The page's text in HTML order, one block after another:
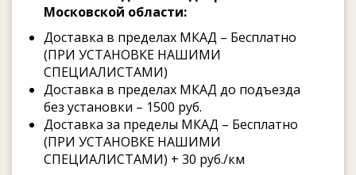
Московской области:
Доставка в пределах МКАД – Бесплатно
(ПРИ УСТАНОВКЕ НАШИМИ
СПЕЦИАЛИСТАМИ)
Доставка в пределах МКАД до подъезда
без установки – 1500 руб.
Доставка за пределы МКАД – Бесплатно
(ПРИ УСТАНОВКЕ НАШИМИ
СПЕЦИАЛИСТАМИ) + 30 руб./км